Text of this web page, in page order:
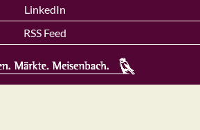
LinkedIn
RSS Feed